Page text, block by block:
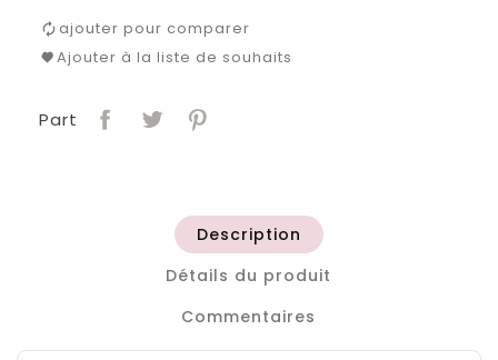
ajouter pour comparer
Ajouter à la liste de souhaits
Part
Description
Détails du produit
Commentaires